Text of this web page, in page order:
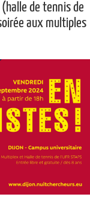
de tennis de
aux multiples